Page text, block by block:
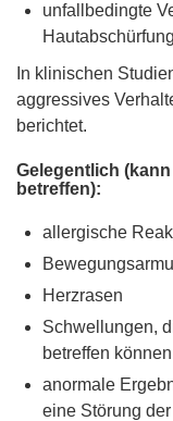
unfallbedingte
In klinischen
aggressives
berichtet.
Gelegentlich
betreffen):
allergische
Herzrasen
Schwellungen,
betreffen können
anormale
eine Störung